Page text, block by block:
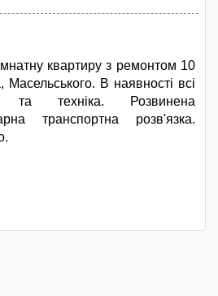
квартиру з ремонтом 10
Масельського. В наявності всі
та техніка. Розвинена
транспортна розв'язка.